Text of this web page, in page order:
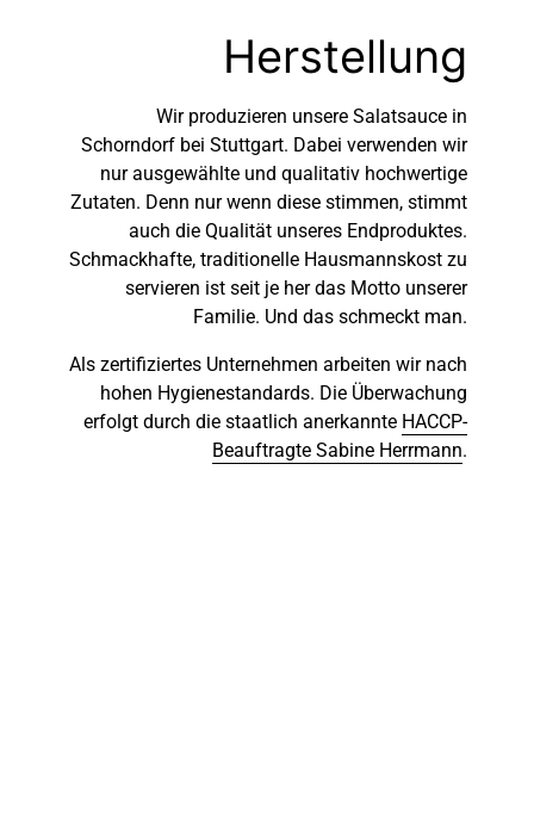
Herstellung
Wir produzieren unsere Salatsauce in
Schorndorf bei Stuttgart. Dabei verwenden wir
nur ausgewählte und qualitativ hochwertige
Zutaten. Denn nur wenn diese stimmen, stimmt
auch die Qualität unseres Endproduktes.
Schmackhafte, traditionelle Hausmannskost zu
servieren ist seit je her das Motto unserer
Familie. Und das schmeckt man.
Als zertifiziertes Unternehmen arbeiten wir nach
hohen Hygienestandards. Die Überwachung
erfolgt durch die staatlich anerkannte HACCP-
Beauftragte Sabine Herrmann.